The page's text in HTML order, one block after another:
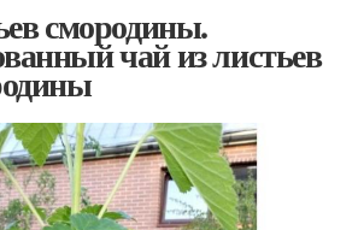
смородины.
чай из листьев